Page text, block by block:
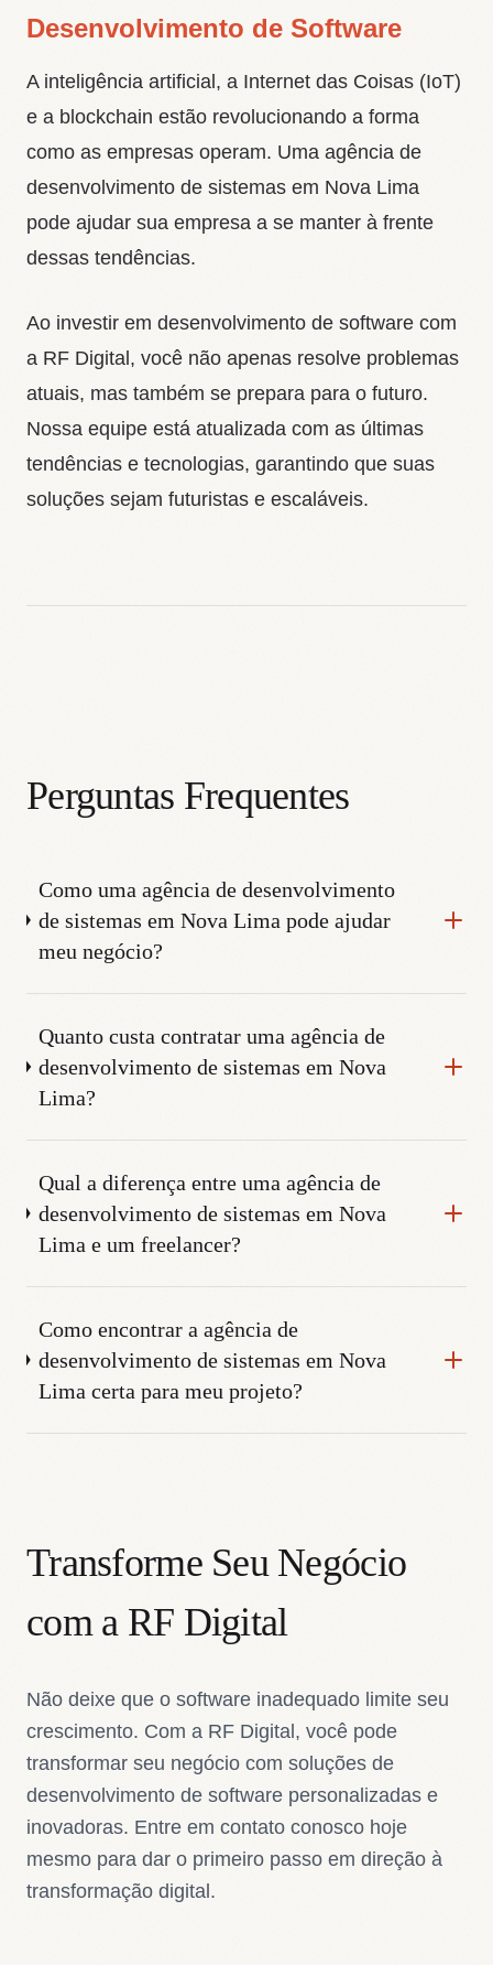
Desenvolvimento de Software
A inteligência artificial, a Internet das Coisas (IoT)
e a blockchain estão revolucionando a forma
como as empresas operam. Uma agência de
desenvolvimento de sistemas em Nova Lima
pode ajudar sua empresa a se manter à frente
dessas tendências.
Ao investir em desenvolvimento de software com
a RF Digital, você não apenas resolve problemas
atuais, mas também se prepara para o futuro.
Nossa equipe está atualizada com as últimas
tendências e tecnologias, garantindo que suas
soluções sejam futuristas e escaláveis.
Perguntas Frequentes
Como uma agência de desenvolvimento
de sistemas em Nova Lima pode ajudar
meu negócio?
Quanto custa contratar uma agência de
desenvolvimento de sistemas em Nova
Lima?
Qual a diferença entre uma agência de
desenvolvimento de sistemas em Nova
Lima e um freelancer?
Como encontrar a agência de
desenvolvimento de sistemas em Nova
Lima certa para meu projeto?
Transforme Seu Negócio
com a RF Digital
Não deixe que o software inadequado limite seu
crescimento. Com a RF Digital, você pode
transformar seu negócio com soluções de
desenvolvimento de software personalizadas e
inovadoras. Entre em contato conosco hoje
mesmo para dar o primeiro passo em direção à
transformação digital.